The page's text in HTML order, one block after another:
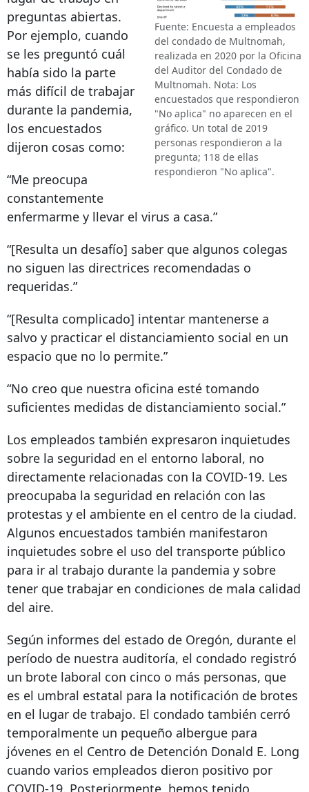
Fuente: Encuesta a empleados
del condado de Multnomah,
realizada en 2020 por la Oficina
del Auditor del Condado de
Multnomah. Nota: Los
encuestados que respondieron
"No aplica" no aparecen en el
gráfico. Un total de 2019
personas respondieron a la
pregunta; 118 de ellas
respondieron "No aplica".
preguntas abiertas.
Por ejemplo, cuando
se les preguntó cuál
había sido la parte
más difícil de trabajar
durante la pandemia,
los encuestados
dijeron cosas como:
“Me preocupa
constantemente
enfermarme y llevar el virus a casa.”
“[Resulta un desafío] saber que algunos colegas
no siguen las directrices recomendadas o
requeridas.”
“[Resulta complicado] intentar mantenerse a
salvo y practicar el distanciamiento social en un
espacio que no lo permite.”
“No creo que nuestra oficina esté tomando
suficientes medidas de distanciamiento social.”
Los empleados también expresaron inquietudes
sobre la seguridad en el entorno laboral, no
directamente relacionadas con la COVID-19. Les
preocupaba la seguridad en relación con las
protestas y el ambiente en el centro de la ciudad.
Algunos encuestados también manifestaron
inquietudes sobre el uso del transporte público
para ir al trabajo durante la pandemia y sobre
tener que trabajar en condiciones de mala calidad
del aire.
Según informes del estado de Oregón, durante el
período de nuestra auditoría, el condado registró
un brote laboral con cinco o más personas, que
es el umbral estatal para la notificación de brotes
en el lugar de trabajo. El condado también cerró
temporalmente un pequeño albergue para
jóvenes en el Centro de Detención Donald E. Long
cuando varios empleados dieron positivo por
COVID-19. Posteriormente, hemos tenido